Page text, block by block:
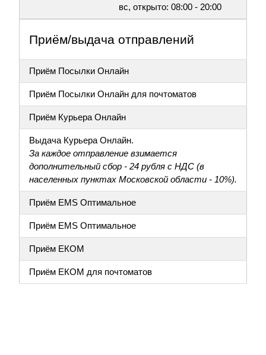
вс, открыто: 08:00 - 20:00
Приём/выдача отправлений
Приём Посылки Онлайн
Приём Посылки Онлайн для почтоматов
Приём Курьера Онлайн
Выдача Курьера Онлайн.
За каждое отправление взимается
дополнительный сбор - 24 рубля с НДС (в
населенных пунктах Московской области - 10%).
Приём EMS Оптимальное
Приём EMS Оптимальное
Приём ЕКОМ
Приём ЕКОМ для почтоматов